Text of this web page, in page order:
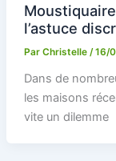
l’astuce
Par Christelle /16/
Dans de
les maisons
vite un dilemme